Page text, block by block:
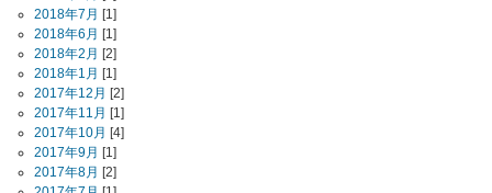
2018年7月 [1]
2018年6月 [1]
2018年2月 [2]
2018年1月 [1]
2017年12月 [2]
2017年11月 [1]
2017年10月 [4]
2017年9月 [1]
2017年8月 [2]